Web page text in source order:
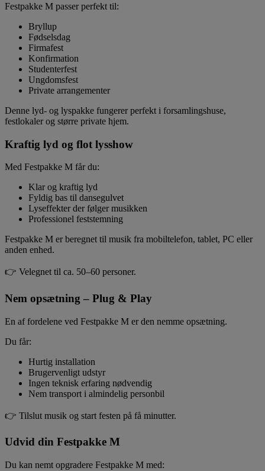
Festpakke M passer perfekt til:
Bryllup
Fødselsdag
Firmafest
Konfirmation
Studenterfest
Ungdomsfest
Private arrangementer
Denne lyd- og lyspakke fungerer perfekt i forsamlingshuse,
festlokaler og større private hjem.
Kraftig lyd og flot lysshow
Med Festpakke M får du:
Klar og kraftig lyd
Fyldig bas til dansegulvet
Lyseffekter der følger musikken
Professionel feststemning
Festpakke M er beregnet til musik fra mobiltelefon, tablet, PC eller
anden enhed.
👉 Velegnet til ca. 50–60 personer.
Nem opsætning – Plug & Play
En af fordelene ved Festpakke M er den nemme opsætning.
Du får:
Hurtig installation
Brugervenligt udstyr
Ingen teknisk erfaring nødvendig
Nem transport i almindelig personbil
👉 Tilslut musik og start festen på få minutter.
Udvid din Festpakke M
Du kan nemt opgradere Festpakke M med: